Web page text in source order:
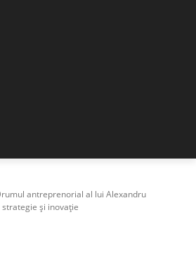
antreprenorial al lui Alexandru
și inovație